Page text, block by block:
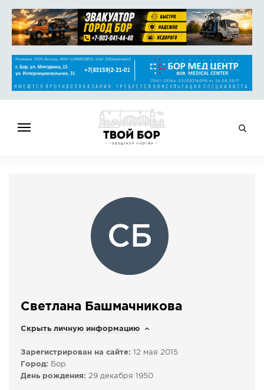
СПРАВОЧНИК
ОБЪЯВЛЕНИЯ
СТАТЬИ
ГОЛОСОВАНИЯ
ПРЕДЛОЖИТЬ НОВОСТЬ
СБ
Светлана Башмачникова
Скрыть личную информацию
Зарегистрирован на сайте: 12 мая 2015
Город: Бор
День рождения: 29 декабря 1950